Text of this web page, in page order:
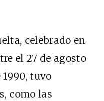
celebrado en
el 27 de agosto
tuvo
como las